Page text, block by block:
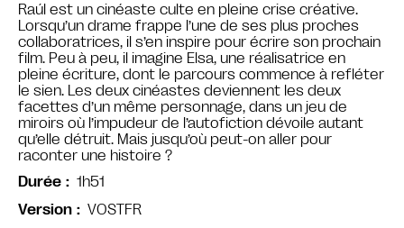
Raúl est un cinéaste culte en pleine crise créative.
Lorsqu’un drame frappe l’une de ses plus proches
collaboratrices, il s’en inspire pour écrire son prochain
film. Peu à peu, il imagine Elsa, une réalisatrice en
pleine écriture, dont le parcours commence à refléter
le sien. Les deux cinéastes deviennent les deux
facettes d’un même personnage, dans un jeu de
miroirs où l’impudeur de l’autofiction dévoile autant
qu’elle détruit. Mais jusqu’où peut-on aller pour
raconter une histoire ?
Durée
1h51
Version
VOSTFR